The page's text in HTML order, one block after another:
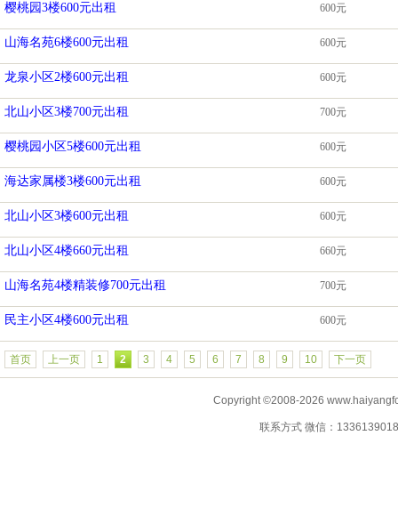
樱桃园3楼600元出租 600元
山海名苑6楼600元出租 600元
龙泉小区2楼600元出租 600元
北山小区3楼700元出租 700元
樱桃园小区5楼600元出租 600元
海达家属楼3楼600元出租 600元
北山小区3楼600元出租 600元
北山小区4楼660元出租 660元
山海名苑4楼精装修700元出租 700元
民主小区4楼600元出租 600元
首页 上一页 1 2 3 4 5 6 7 8 9 10 下一页
Copyright ©2008-2026
联系方式 微信：